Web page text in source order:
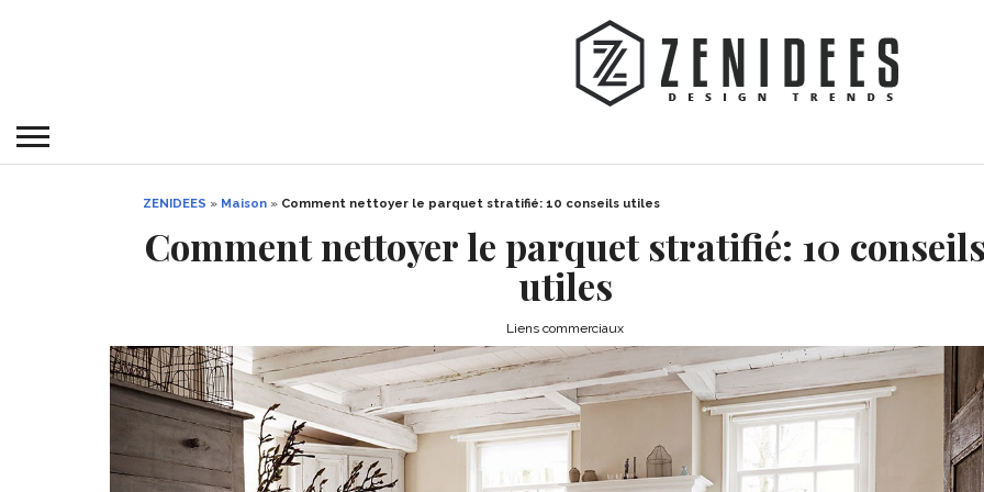
ZENIDEES » Maison » Comment nettoyer le parquet stratifié: 10 conseils utiles
Comment nettoyer le parquet stratifié: 10
utiles
Liens commerciaux